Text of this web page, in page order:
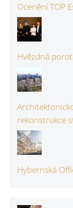
Ocenění TOP
Hvězdná
rekonstrukce
Hybernská